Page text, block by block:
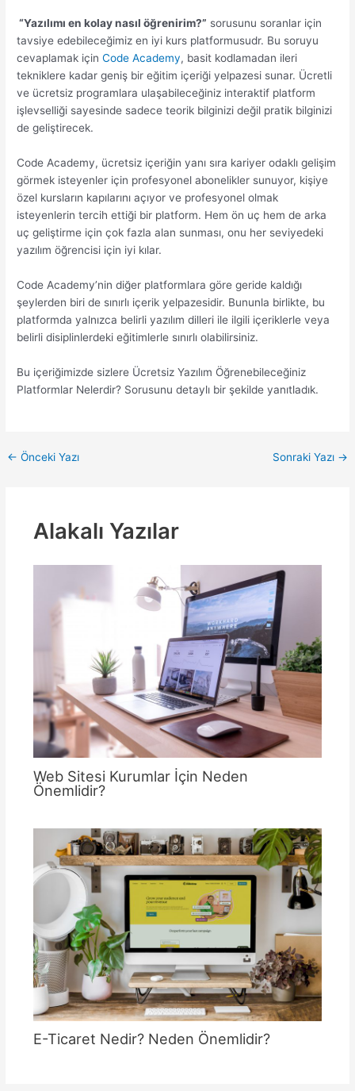
“Yazılımı en kolay nasıl öğrenirim?” sorusunu soranlar için
tavsiye edebileceğimiz en iyi kurs platformusudr. Bu soruyu
cevaplamak içinCode Academy, basit kodlamadan ileri
tekniklere kadar geniş bir eğitim içeriği yelpazesi sunar. Ücretli
ve ücretsiz programlara ulaşabileceğiniz interaktif platform
işlevselliği sayesinde sadece teorik bilginizi değil pratik bilginizi
de geliştirecek.
Code Academy, ücretsiz içeriğin yanı sıra kariyer odaklı gelişim
görmek isteyenler için profesyonel abonelikler sunuyor, kişiye
özel kursların kapılarını açıyor ve profesyonel olmak
isteyenlerin tercih ettiği bir platform. Hem ön uç hem de arka
uç geliştirme için çok fazla alan sunması, onu her seviyedeki
yazılım öğrencisi için iyi kılar.
Code Academy’nin diğer platformlara göre geride kaldığı
şeylerden biri de sınırlı içerik yelpazesidir. Bununla birlikte, bu
platformda yalnızca belirli yazılım dilleri ile ilgili içeriklerle veya
belirli disiplinlerdeki eğitimlerle sınırlı olabilirsiniz.
Bu içeriğimizde sizlere Ücretsiz Yazılım Öğrenebileceğiniz
Platformlar Nelerdir? Sorusunu detaylı bir şekilde yanıtladık.
Yazı
← Önceki Yazı Sonraki Yazı →
Alakalı Yazılar
Web Sitesi Kurumlar İçin Neden
Önemlidir?
E-Ticaret Nedir? Neden Önemlidir?